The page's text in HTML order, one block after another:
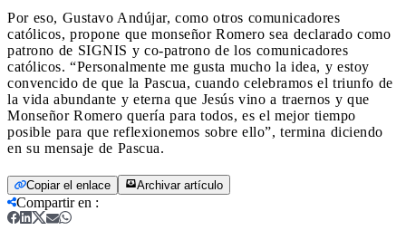
Por eso, Gustavo Andújar, como otros comunicadores
católicos, propone que monseñor Romero sea declarado como
patrono de SIGNIS y co-patrono de los comunicadores
católicos. “Personalmente me gusta mucho la idea, y estoy
convencido de que la Pascua, cuando celebramos el triunfo de
la vida abundante y eterna que Jesús vino a traernos y que
Monseñor Romero quería para todos, es el mejor tiempo
posible para que reflexionemos sobre ello”, termina diciendo
en su mensaje de Pascua.
Copiar el enlace Archivar artículo
Compartir en :